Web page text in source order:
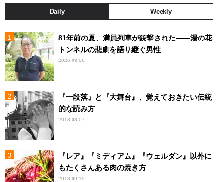
Daily Weekly
81年前の夏、満員列車が銃撃された――湯の花
トンネルの悲劇を語り継ぐ男性
2026.08.06
『一段落』と『大舞台』、覚えておきたい伝統
的な読み方
2018.08.07
『レア』『ミディアム』『ウェルダン』以外に
もたくさんある肉の焼き方
2018.09.19